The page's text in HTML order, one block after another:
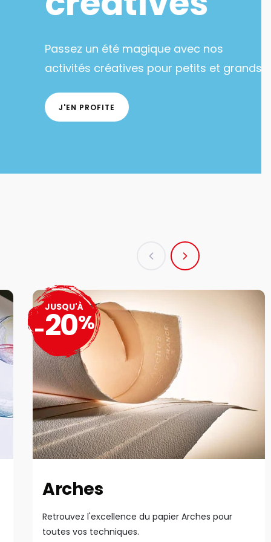
web - Gros volumes à petits prix
grande sélection de matériel
Arches
Retrouvez l'excellence du papier Arches pour
toutes vos techniques.
JUSQU'À
-20%